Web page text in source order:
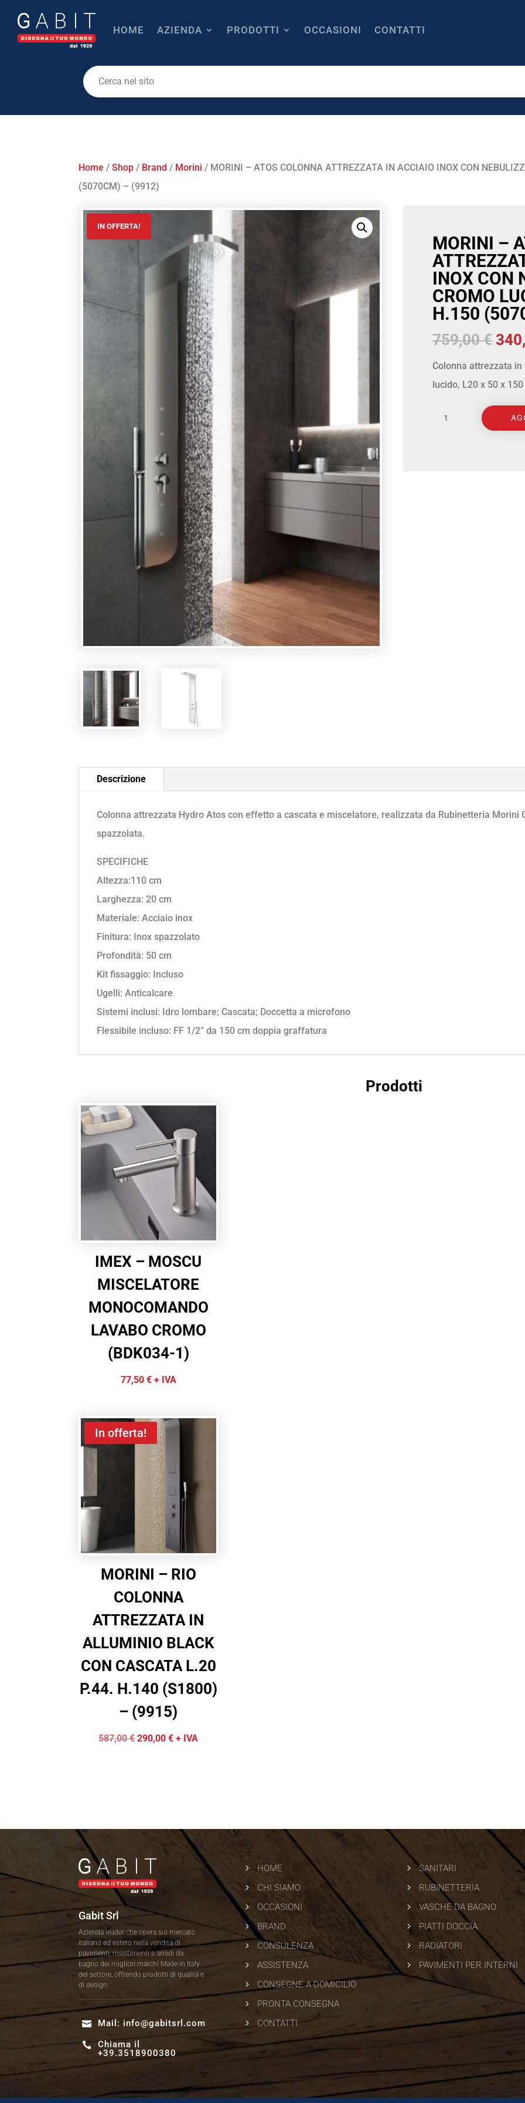
HOME AZIENDA PRODOTTI OCCASIONI CONTATTI
Home /Shop / Brand / Morini / MORINI – ATOS COLONNA ATTREZZATA IN ACCIAIO INOX CON
(5070CM) – (9912)
IN OFFERTA!
MORINI –
INOX CON
CROMO
H.150
759,00€ Il
Colonna attrezzata
lucido, L20 x 50 x
Descrizione
Colonna attrezzata Hydro Atos con effetto a cascata e miscelatore, realizzata da Rubinetteria Morini
spazzolata.
SPECIFICHE
Altezza:110 cm
Larghezza: 20 cm
Materiale: Acciaio inox
Finitura: Inox spazzolato
Profondità: 50 cm
Kit fissaggio: Incluso
Ugelli: Anticalcare
Sistemi inclusi: Idro lombare; Cascata; Doccetta a microfono
Flessibile incluso: FF 1/2” da 150 cm doppia graffatura
Prodotti
IMEX – MOSCU
MISCELATORE
MONOCOMANDO
LAVABO CROMO
(BDK034-1)
77,50 € + IVA
In offerta!
MORINI – RIO
COLONNA
ATTREZZATA IN
ALLUMINIO BLACK
CON CASCATA L.20
P.44. H.140 (S1800)
– (9915)
587,00€Il
290,00€Il+ IVA
Gabit Srl
Azienda leader che opera sul mercato
italiano ed estero nella vendita di
pavimenti, rivestimenti e arredi da
bagno dei migliori marchi Made in Italy
del settore, offrendo prodotti di qualità e
di design.
 Mail: info@gabitsrl.com

Chiama il
+39.3518900380
5 HOME
5
CHI SIAMO
5
OCCASIONI
5
BRAND
5
CONSULENZA
5
ASSISTENZA
5
CONSEGNE A DOMICILIO
5
PRONTA CONSEGNA
5
CONTATTI
5
SANITARI
5
RUBINETTERIA
5
VASCHE DA BAGNO
5
PIATTI DOCCIA
5
RADIATORI
5
PAVIMENTI PER INTERNI